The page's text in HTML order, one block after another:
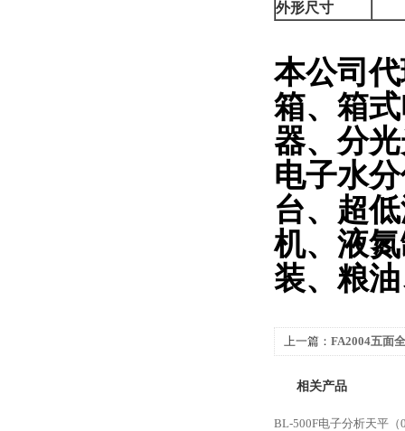
外形尺寸
本公司
箱、箱
器、分
电子水
台、超
机、液
装、粮
上一篇： FA2004五面
相关产品
BL-500F电子分析天平（